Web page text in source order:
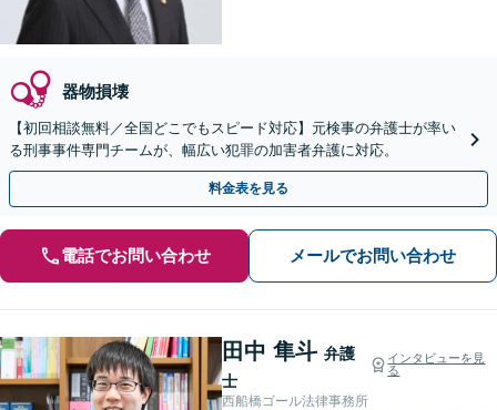
器物損壊
【初回相談無料／全国どこでもスピード対応】元検事の弁護士が率い
る刑事事件専門チームが、幅広い犯罪の加害者弁護に対応。
料金表を見る
電話でお問い合わせ メールでお問い合わせ
田中 隼斗 弁護
士
インタビューを見
る
西船橋ゴール法律事務所